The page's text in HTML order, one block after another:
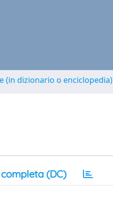
(in dizionario o enciclopedia)
(DC)